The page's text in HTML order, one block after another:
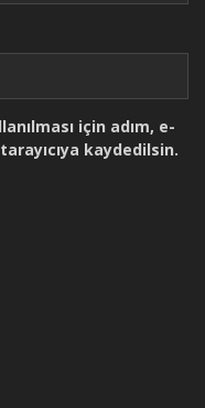
için adım, e-
kaydedilsin.